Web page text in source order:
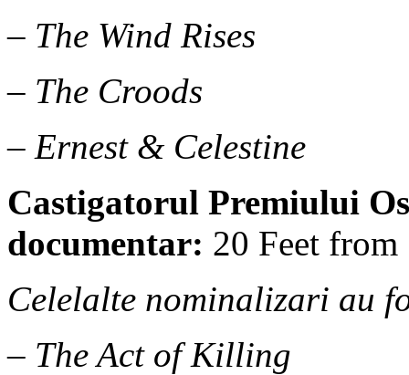
– The Wind Rises
– The Croods
– Ernest & Celestine
Castigatorul Premiului
documentar: 20 Feet from
Celelalte nominalizari au
– The Act of Killing